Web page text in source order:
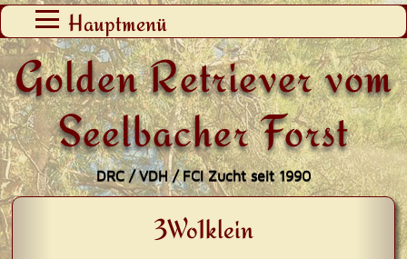
Golden Retriever vom
Seelbacher Forst
DRC / VDH / FCI Zucht seit 1990
Hauptmenü
Zum
Inhalt
springen
3Wo1klein